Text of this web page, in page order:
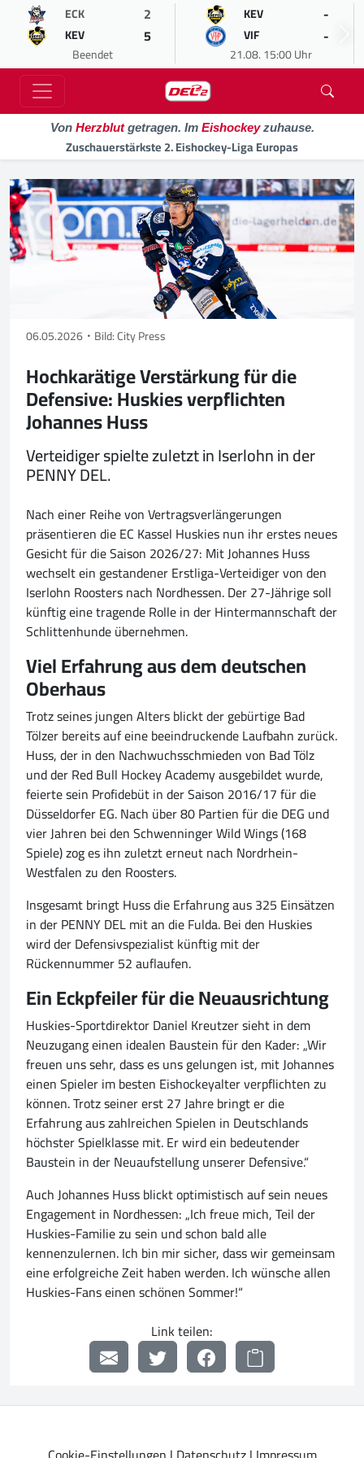
ECK 2
KEV 5
Beendet
KEV -
VIF -
21.08. 15:00 Uhr
Von Herzblutgetragen. Im Eishockeyzuhause.
Zuschauerstärkste 2. Eishockey-Liga Europas
06.05.2026 Bild: City Press
Hochkarätige Verstärkung für die
Defensive: Huskies verpflichten
Johannes Huss
Verteidiger spielte zuletzt in Iserlohn in der
PENNY DEL.
Nach einer Reihe von Vertragsverlängerungen
präsentieren die EC Kassel Huskies nun ihr erstes neues
Gesicht für die Saison 2026/27: Mit Johannes Huss
wechselt ein gestandener Erstliga-Verteidiger von den
Iserlohn Roosters nach Nordhessen. Der 27-Jährige soll
künftig eine tragende Rolle in der Hintermannschaft der
Schlittenhunde übernehmen.
Viel Erfahrung aus dem deutschen
Oberhaus
Trotz seines jungen Alters blickt der gebürtige Bad
Tölzer bereits auf eine beeindruckende Laufbahn zurück.
Huss, der in den Nachwuchsschmieden von Bad Tölz
und der Red Bull Hockey Academy ausgebildet wurde,
feierte sein Profidebüt in der Saison 2016/17 für die
Düsseldorfer EG. Nach über 80 Partien für die DEG und
vier Jahren bei den Schwenninger Wild Wings (168
Spiele) zog es ihn zuletzt erneut nach Nordrhein-
Westfalen zu den Roosters.
Insgesamt bringt Huss die Erfahrung aus 325 Einsätzen
in der PENNY DEL mit an die Fulda. Bei den Huskies
wird der Defensivspezialist künftig mit der
Rückennummer 52 auflaufen.
Ein Eckpfeiler für die Neuausrichtung
Huskies-Sportdirektor Daniel Kreutzer sieht in dem
Neuzugang einen idealen Baustein für den Kader: „Wir
freuen uns sehr, dass es uns gelungen ist, mit Johannes
einen Spieler im besten Eishockeyalter verpflichten zu
können. Trotz seiner erst 27 Jahre bringt er die
Erfahrung aus zahlreichen Spielen in Deutschlands
höchster Spielklasse mit. Er wird ein bedeutender
Baustein in der Neuaufstellung unserer Defensive.“
Auch Johannes Huss blickt optimistisch auf sein neues
Engagement in Nordhessen: „Ich freue mich, Teil der
Huskies-Familie zu sein und schon bald alle
kennenzulernen. Ich bin mir sicher, dass wir gemeinsam
eine erfolgreiche Zeit haben werden. Ich wünsche allen
Huskies-Fans einen schönen Sommer!“
Link teilen: